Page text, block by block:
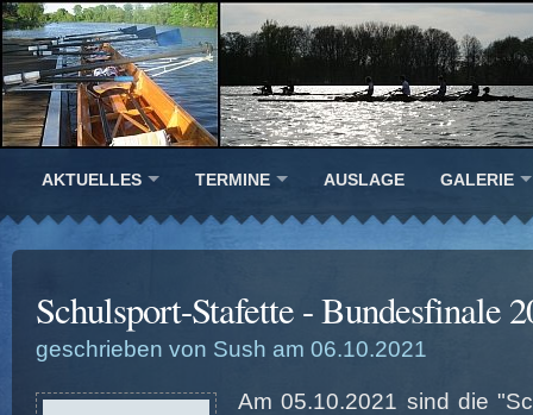
AKTUELLES TERMINE AUSLAGE GALERIE
Schulsport-Stafette - Bundesfinale
geschrieben von Sush am 06.10.2021
Am 05.10.2021 sind die